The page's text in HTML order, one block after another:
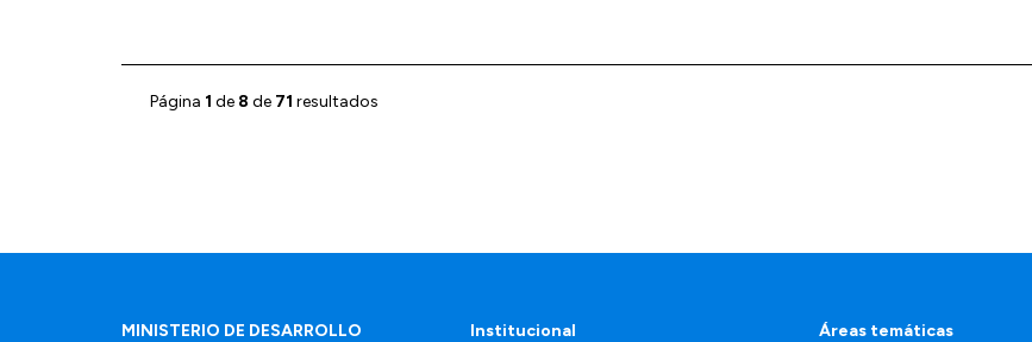
Página 1 de 8 de 71 resultados
MINISTERIO DE DESARROLLO
Institucional Áreas temáticas